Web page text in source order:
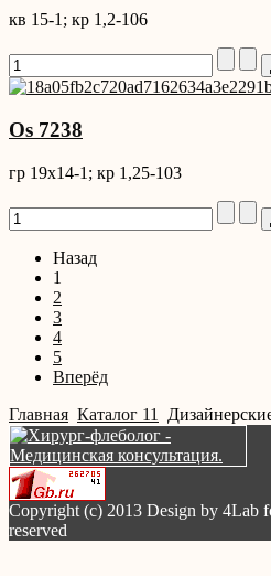
кв 15-1; кр 1,2-106
Os 7238
гр 19x14-1; кр 1,25-103
Назад
1
2
3
4
5
Вперёд
Главная Каталог 11
Copyright (c) 2013 Design by 4Lab
reserved